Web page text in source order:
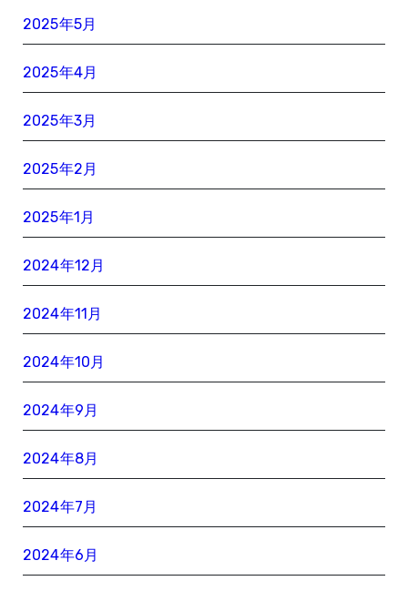
2025年5月
2025年4月
2025年3月
2025年2月
2025年1月
2024年12月
2024年11月
2024年10月
2024年9月
2024年8月
2024年7月
2024年6月